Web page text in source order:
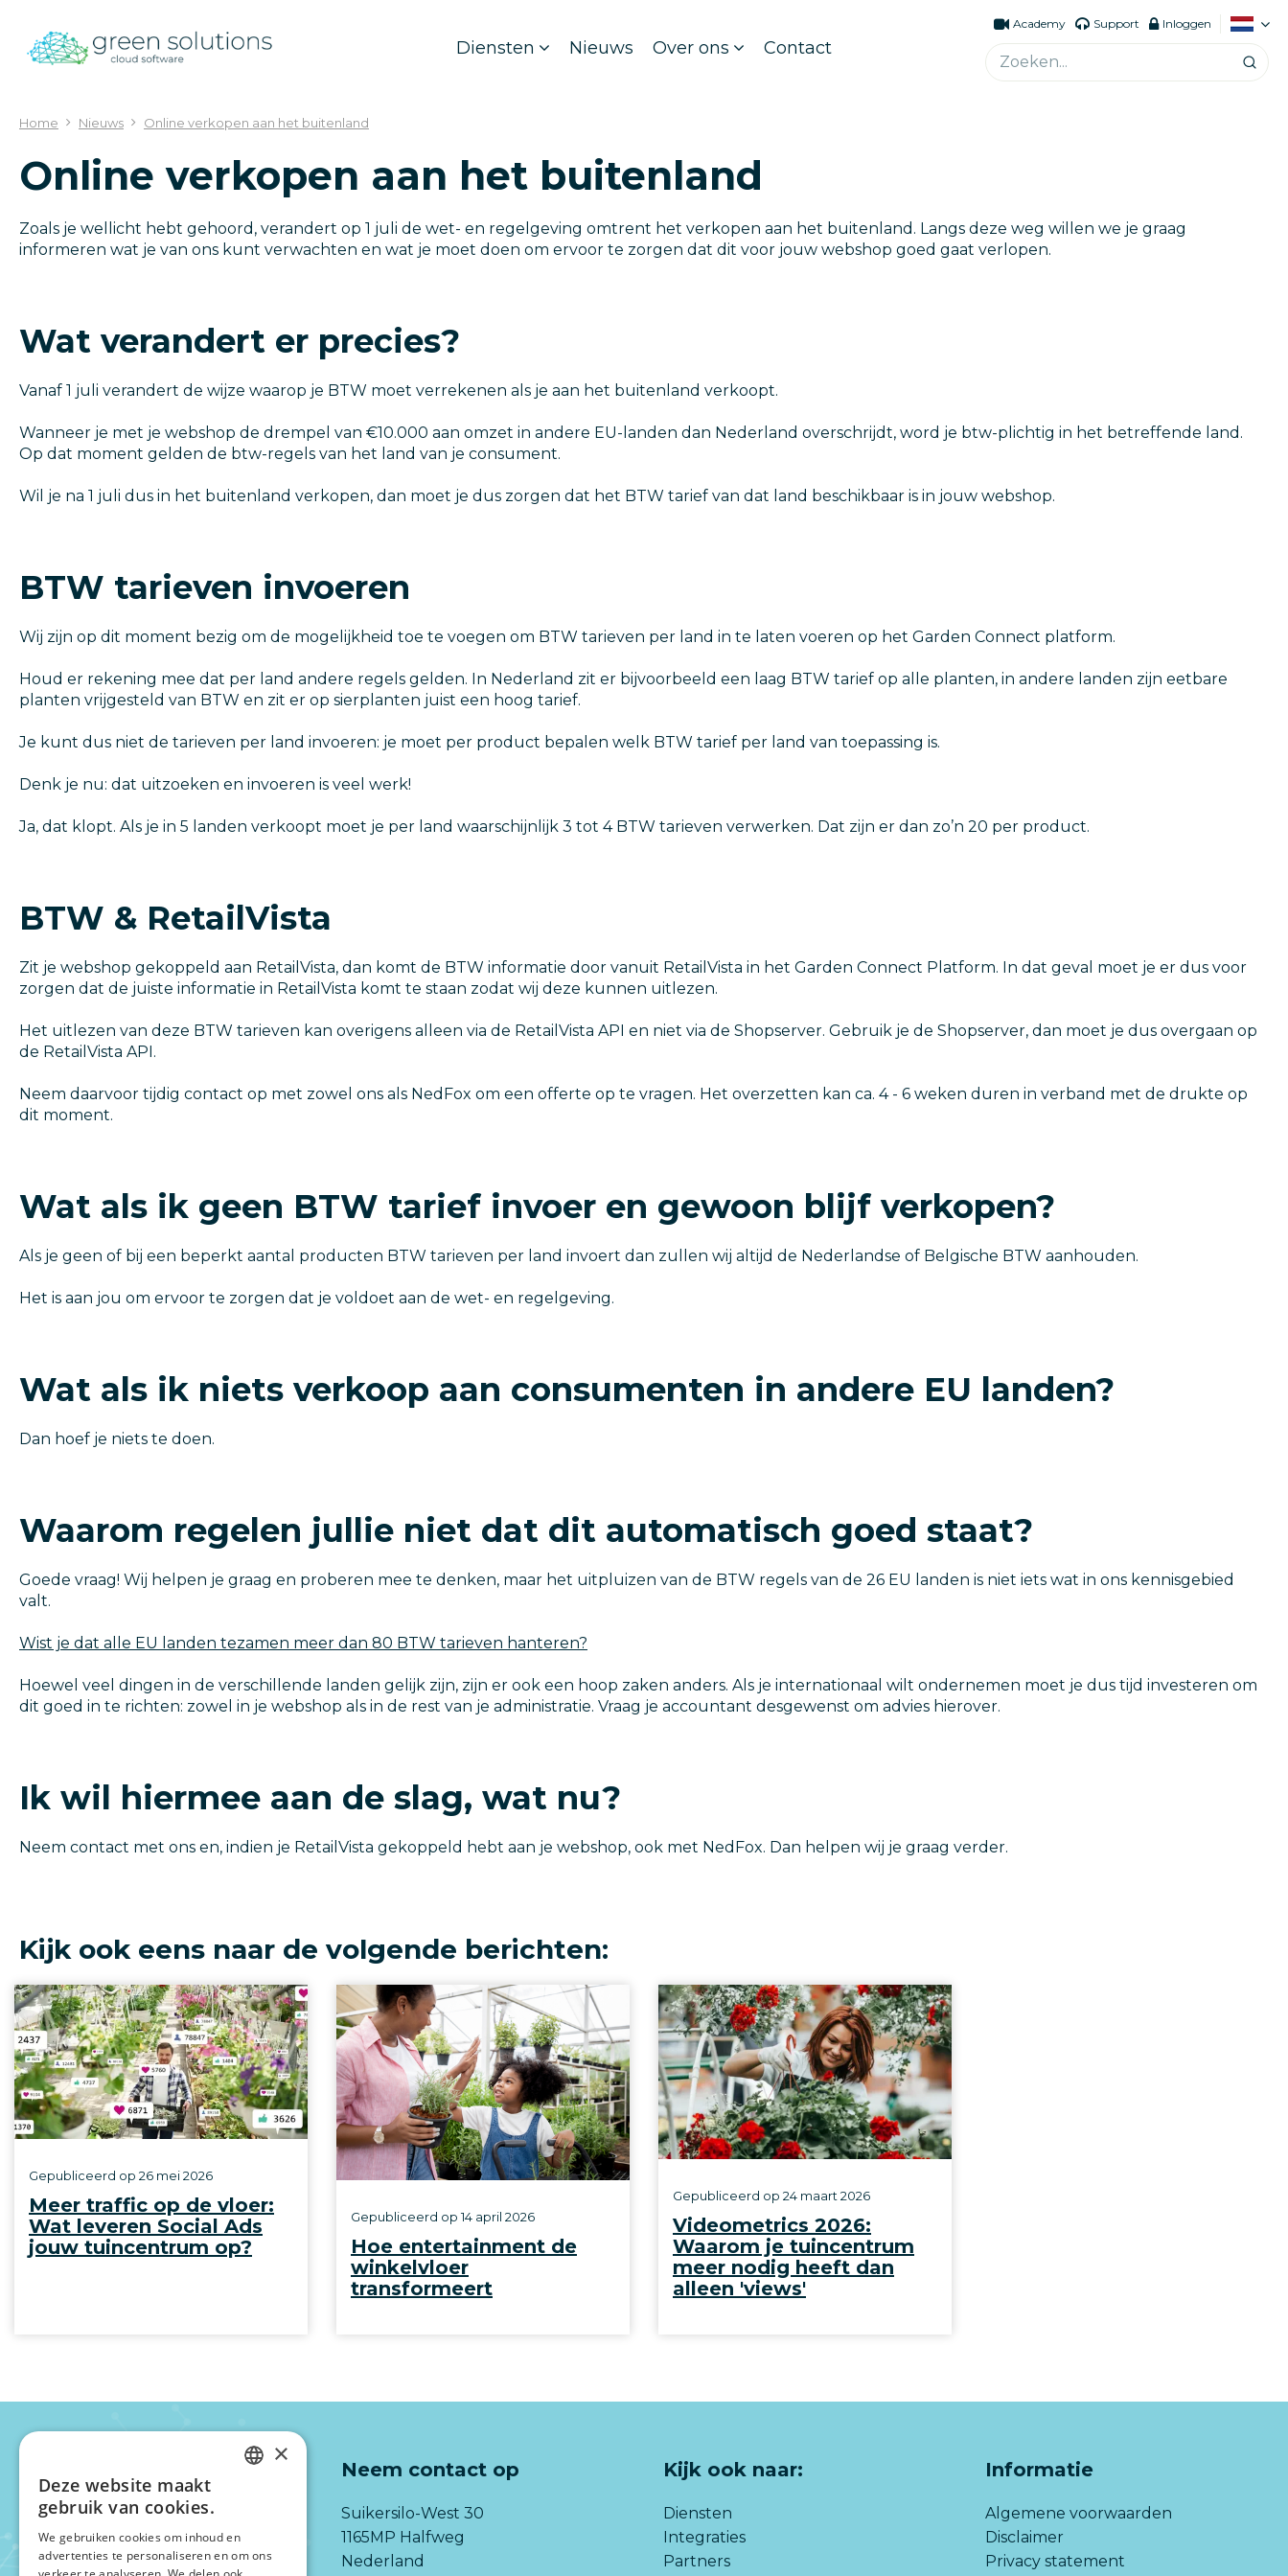
content
Home Nieuws Online verkopen aan het buitenland
Academy Support Inloggen
Diensten Nieuws Over ons Contact
Online verkopen aan het buitenland
Zoals je wellicht hebt gehoord, verandert op 1 juli de wet- en regelgeving omtrent het verkopen aan het buitenland. Langs deze weg willen we je graag
informeren wat je van ons kunt verwachten en wat je moet doen om ervoor te zorgen dat dit voor jouw webshop goed gaat verlopen.
Wat verandert er precies?
Vanaf 1 juli verandert de wijze waarop je BTW moet verrekenen als je aan het buitenland verkoopt.
Wanneer je met je webshop de drempel van €10.000 aan omzet in andere EU-landen dan Nederland overschrijdt, word je btw-plichtig in het betreffende land.
Op dat moment gelden de btw-regels van het land van je consument.
Wil je na 1 juli dus in het buitenland verkopen, dan moet je dus zorgen dat het BTW tarief van dat land beschikbaar is in jouw webshop.
BTW tarieven invoeren
Wij zijn op dit moment bezig om de mogelijkheid toe te voegen om BTW tarieven per land in te laten voeren op het Garden Connect platform.
Houd er rekening mee dat per land andere regels gelden. In Nederland zit er bijvoorbeeld een laag BTW tarief op alle planten, in andere landen zijn eetbare
planten vrijgesteld van BTW en zit er op sierplanten juist een hoog tarief.
Je kunt dus niet de tarieven per land invoeren: je moet per product bepalen welk BTW tarief per land van toepassing is.
Denk je nu: dat uitzoeken en invoeren is veel werk!
Ja, dat klopt. Als je in 5 landen verkoopt moet je per land waarschijnlijk 3 tot 4 BTW tarieven verwerken. Dat zijn er dan zo’n 20 per product.
BTW & RetailVista
Zit je webshop gekoppeld aan RetailVista, dan komt de BTW informatie door vanuit RetailVista in het Garden Connect Platform. In dat geval moet je er dus voor
zorgen dat de juiste informatie in RetailVista komt te staan zodat wij deze kunnen uitlezen.
Het uitlezen van deze BTW tarieven kan overigens alleen via de RetailVista API en niet via de Shopserver. Gebruik je de Shopserver, dan moet je dus overgaan op
de RetailVista API.
Neem daarvoor tijdig contact op met zowel ons als NedFox om een offerte op te vragen. Het overzetten kan ca. 4 - 6 weken duren in verband met de drukte op
dit moment.
Wat als ik geen BTW tarief invoer en gewoon blijf verkopen?
Als je geen of bij een beperkt aantal producten BTW tarieven per land invoert dan zullen wij altijd de Nederlandse of Belgische BTW aanhouden.
Het is aan jou om ervoor te zorgen dat je voldoet aan de wet- en regelgeving.
Wat als ik niets verkoop aan consumenten in andere EU landen?
Dan hoef je niets te doen.
Waarom regelen jullie niet dat dit automatisch goed staat?
Goede vraag! Wij helpen je graag en proberen mee te denken, maar het uitpluizen van de BTW regels van de 26 EU landen is niet iets wat in ons kennisgebied
valt.
Wist je dat alle EU landen tezamen meer dan 80 BTW tarieven hanteren?
Hoewel veel dingen in de verschillende landen gelijk zijn, zijn er ook een hoop zaken anders. Als je internationaal wilt ondernemen moet je dus tijd investeren om
dit goed in te richten: zowel in je webshop als in de rest van je administratie. Vraag je accountant desgewenst om advies hierover.
Ik wil hiermee aan de slag, wat nu?
Neem contact met ons en, indien je RetailVista gekoppeld hebt aan je webshop, ook met NedFox. Dan helpen wij je graag verder.
Kijk ook eens naar de volgende berichten:
Meer traffic op de vloer:
Wat leveren Social Ads
jouw tuincentrum op?
Gepubliceerd op 26 mei 2026
Hoe entertainment de
winkelvloer
transformeert
Gepubliceerd op 14 april 2026
Videometrics 2026:
Waarom je tuincentrum
meer nodig heeft dan
alleen 'views'
Gepubliceerd op 24 maart 2026
Neem contact op
Suikersilo-West 30
1165MP Halfweg
Nederland
Kijk ook naar:
Diensten
Integraties
Partners
Informatie
Algemene voorwaarden
Disclaimer
Privacy statement
×
Deze website maakt
gebruik van cookies.
We gebruiken cookies om inhoud en
advertenties te personaliseren en om ons